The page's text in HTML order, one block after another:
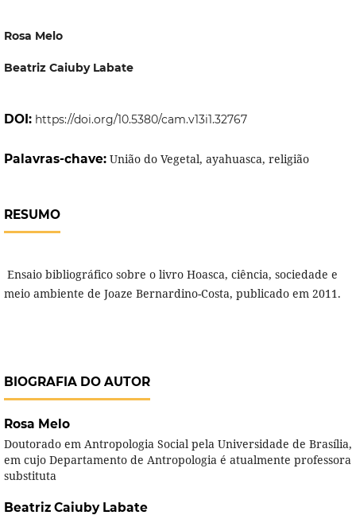
Rosa Melo
Beatriz Caiuby Labate
DOI: https://doi.org/10.5380/cam.v13i1.32767
Palavras-chave: União do Vegetal, ayahuasca, religião
RESUMO
Ensaio bibliográfico sobre o livro Hoasca, ciência, sociedade e
meio ambiente de Joaze Bernardino-Costa, publicado em 2011.
BIOGRAFIA DO AUTOR
Rosa Melo
Doutorado em Antropologia Social pela Universidade de Brasília,
em cujo Departamento de Antropologia é atualmente professora
substituta
Beatriz Caiuby Labate